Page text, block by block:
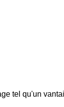
tel qu'un